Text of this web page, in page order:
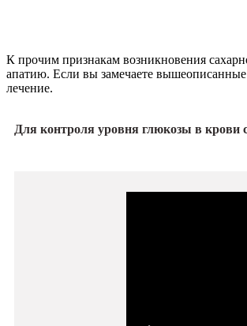
К прочим признакам возникновения
апатию. Если вы замечаете вышеописанные
лечение.
Для контроля уровня глюкозы в крови